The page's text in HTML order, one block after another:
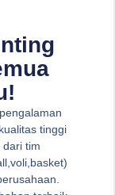
tinggi
tim